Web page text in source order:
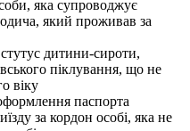
яка супроводжує
який проживав за
дитини-сироти,
піклування, що не
віку
паспорта
за кордон особі, яка не